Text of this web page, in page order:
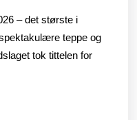
Et
omfattende
tilbakeblikk
– det største i
teppe og
tok tittelen for